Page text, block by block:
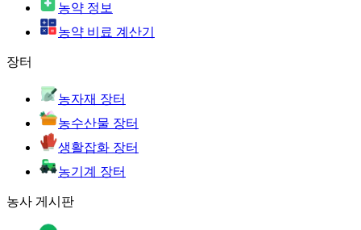
농약 정보
농약 비료 계산기
장터
농자재 장터
농수산물 장터
생활잡화 장터
농기계 장터
농사 게시판